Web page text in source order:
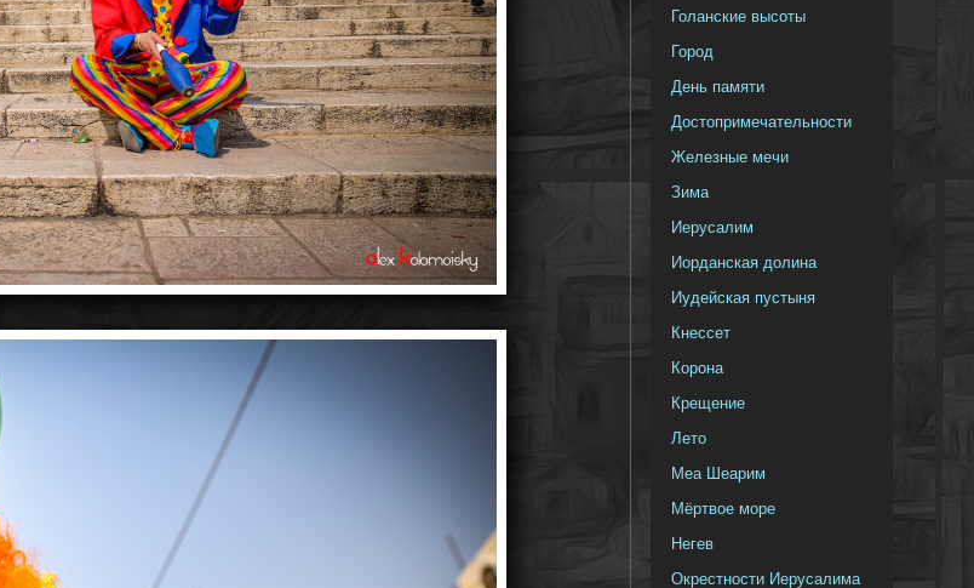
Голанские высоты
Город
День памяти
Достопримечательности
Железные мечи
Зима
Иерусалим
Иорданская долина
Иудейская пустыня
Кнессет
Корона
Крещение
Лето
Меа Шеарим
Мёртвое море
Негев
Окрестности Иерусалима